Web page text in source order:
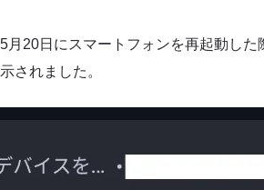
月20日にスマートフォンを再起動し
されました。